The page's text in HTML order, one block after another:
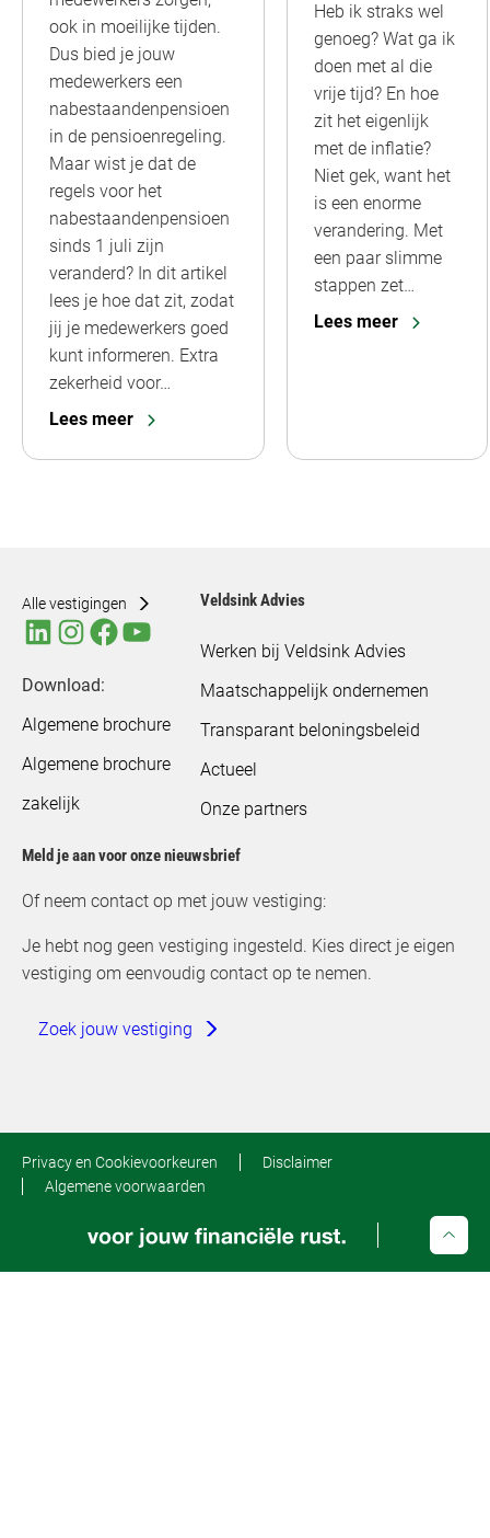
ook in moeilijke tijden.
Dus bied je jouw
medewerkers een
nabestaandenpensioen
in de pensioenregeling.
Maar wist je dat de
regels voor het
nabestaandenpensioen
sinds 1 juli zijn
veranderd? In dit artikel
lees je hoe dat zit, zodat
jij je medewerkers goed
kunt informeren. Extra
zekerheid voor…
Lees meer
Heb ik straks wel
genoeg? Wat ga ik
doen met al die
vrije tijd? En hoe
zit het eigenlijk
met de inflatie?
Niet gek, want het
is een enorme
verandering. Met
een paar slimme
stappen zet…
Lees meer
Alle vestigingen
Download:
Algemene brochure
Algemene brochure
zakelijk
Veldsink Advies
Werken bij Veldsink Advies
Maatschappelijk ondernemen
Transparant beloningsbeleid
Actueel
Onze partners
Meld je aan voor onze nieuwsbrief
Of neem contact op met jouw vestiging:
Je hebt nog geen vestiging ingesteld. Kies direct je eigen
vestiging om eenvoudig contact op te nemen.
Zoek jouw vestiging
Privacy en Cookievoorkeuren
Disclaimer
Algemene voorwaarden